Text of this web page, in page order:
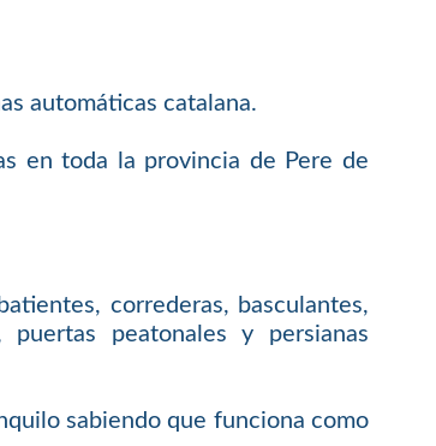
automáticas catalana.
en toda la provincia de Pere de
correderas, basculantes,
peatonales y persianas
sabiendo que funciona como